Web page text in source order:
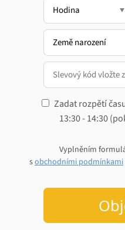
Zadat rozpětí
13:30 - 14:30
Vyplněním
sobchodními podmínkami